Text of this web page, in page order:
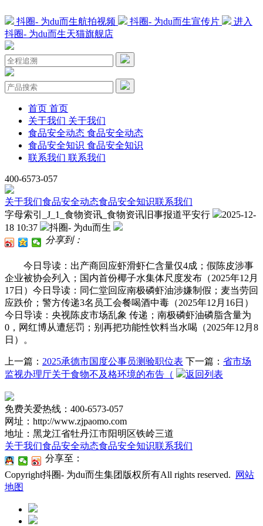
抖圈- 为du而生航拍视频 抖圈- 为du而生宣传片
进入
抖圈- 为du而生天猫旗舰店
首页 首页
关于我们 关于我们
食品安全动态 食品安全动态
食品安全知识 食品安全知识
联系我们 联系我们
400-6573-057
关于我们食品安全动态食品安全知识联系我们
字母索引_J_1_食物资讯_食物资讯旧事报道平安行
2025-12-
18 10:37
抖圈- 为du而生
分享到：
今日导读：出产商回应虾滑虾仁含量仅4成；假陈皮涉事
企业被协会列入；国内首份椰子水集体尺度发布（2025年12月
17日）今日导读：同仁堂回应南极磷虾油涉嫌制假；麦当劳回
应跌价；警方传递3名员工会餐喝酒中毒（2025年12月16日）
今日导读：央视陈皮市场乱象 传递；南极磷虾油磷脂含量为
0，网红博从遭惩罚；别再把功能性饮料当水喝（2025年12月8
日）。
上一篇： 2025承德市国度公事员测验职位表 下一篇： 省市场
监视办理厅关于食物不及格环境的布告（
返回列表
免费关爱热线：400-6573-057
网址：http://www.zjpaomo.com
地址：黑龙江省牡丹江市阳明区铁岭三道
关于我们食品安全动态食品安全知识联系我们
分享至：
Copyright抖圈- 为du而生集团版权所有All rights reserved.
网站
地图